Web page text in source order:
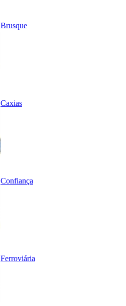
Brusque
Caxias
Confiança
Ferroviária